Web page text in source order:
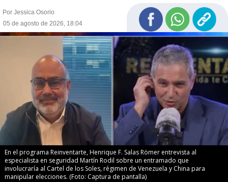
Por Jessica Osorio
05 de agosto de 2026, 18:04
En el programa Reinventarte, Henrique F. Salas Römer entrevista al
especialista en seguridad Martín Rodil sobre un entramado que
involucraría al Cartel de los Soles, régimen de Venezuela y China para
manipular elecciones. (Foto: Captura de pantalla)